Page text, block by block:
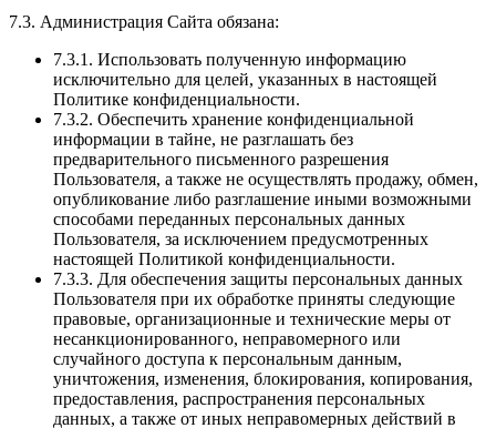
7.3. Администрация Сайта обязана:
7.3.1. Использовать полученную информацию
исключительно для целей, указанных в настоящей
Политике конфиденциальности.
7.3.2. Обеспечить хранение конфиденциальной
информации в тайне, не разглашать без
предварительного письменного разрешения
Пользователя, а также не осуществлять продажу, обмен,
опубликование либо разглашение иными возможными
способами переданных персональных данных
Пользователя, за исключением предусмотренных
настоящей Политикой конфиденциальности.
7.3.3. Для обеспечения защиты персональных данных
Пользователя при их обработке приняты следующие
правовые, организационные и технические меры от
несанкционированного, неправомерного или
случайного доступа к персональным данным,
уничтожения, изменения, блокирования, копирования,
предоставления, распространения персональных
данных, а также от иных неправомерных действий в